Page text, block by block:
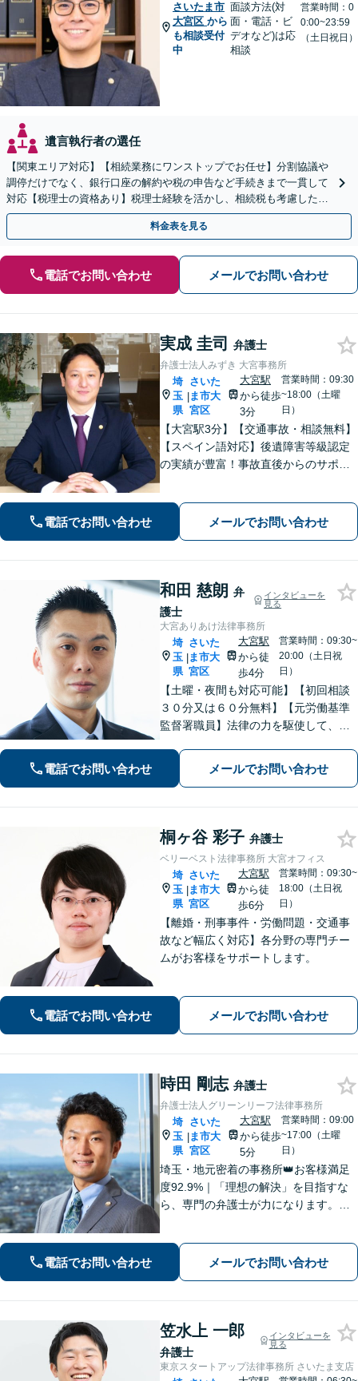
さいたま市
大宮区 から
も相談受付
中
面談方法(対
面・電話・ビ
デオなど)は応
相談
営業時間：0
0:00~23:59
（土日祝日）
遺言執行者の選任
【関東エリア対応】【相続業務にワンストップでお任せ】分割協議や
調停だけでなく、銀行口座の解約や税の申告など手続きまで一貫して
対応【税理士の資格あり】税理士経験を活かし、相続税も考慮した相
続手続きもお任せください【初回相談無料】生前贈与も対応
料金表を見る
電話でお問い合わせ メールでお問い合わせ
実成 圭司 弁護士
弁護士法人みずき 大宮事務所
埼
玉
県
|
さいた
ま市大
宮区
大宮駅
から徒歩
3分
営業時間：09:30
~18:00（土曜
日）
【大宮駅3分】【交通事故・相談無料】
【スペイン語対応】後遺障害等級認定
の実績が豊富！事故直後からのサポー
実績あり」最適な債務整理手段をご提
案【分割・後払い応相談】
電話でお問い合わせ メールでお問い合わせ
和田 慈朗 弁
護士
インタビューを
見る
大宮ありあけ法律事務所
埼
玉
県
|
さいた
ま市大
宮区
大宮駅
から徒
歩4分
営業時間：09:30~
20:00（土日祝
日）
【土曜・夜間も対応可能】【初回相談
３０分又は６０分無料】【元労働基準
監督署職員】法律の力を駆使して、ト
たいと思っています。費用が不安な方
もご相談ください。【大宮駅徒歩４
電話でお問い合わせ メールでお問い合わせ
桐ヶ谷 彩子 弁護士
ベリーベスト法律事務所 大宮オフィス
埼
玉
県
|
さいた
ま市大
宮区
大宮駅
から徒
歩6分
営業時間：09:30~
18:00（土日祝
日）
【離婚・刑事事件・労働問題・交通事
故など幅広く対応】各分野の専門チー
ムがお客様をサポートします。
電話でお問い合わせ メールでお問い合わせ
時田 剛志 弁護士
弁護士法人グリーンリーフ法律事務所
埼
玉
県
|
さいた
ま市大
宮区
大宮駅
から徒歩
5分
営業時間：09:00
~17:00（土曜
日）
埼玉・地元密着の事務所👑お客様満足
度92.9%｜「理想の解決」を目指すな
ら、専門の弁護士が力になります。電
ださい。まずは一歩を踏み出しましょ
う。
電話でお問い合わせ メールでお問い合わせ
笠水上 一郎
弁護士
インタビューを
見る
東京スタートアップ法律事務所 さいたま支店